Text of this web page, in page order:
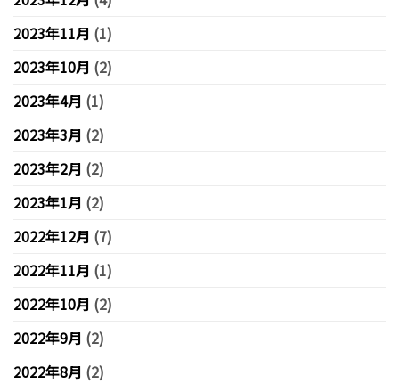
2023年11月 (1)
2023年10月 (2)
2023年4月 (1)
2023年3月 (2)
2023年2月 (2)
2023年1月 (2)
2022年12月 (7)
2022年11月 (1)
2022年10月 (2)
2022年9月 (2)
2022年8月 (2)